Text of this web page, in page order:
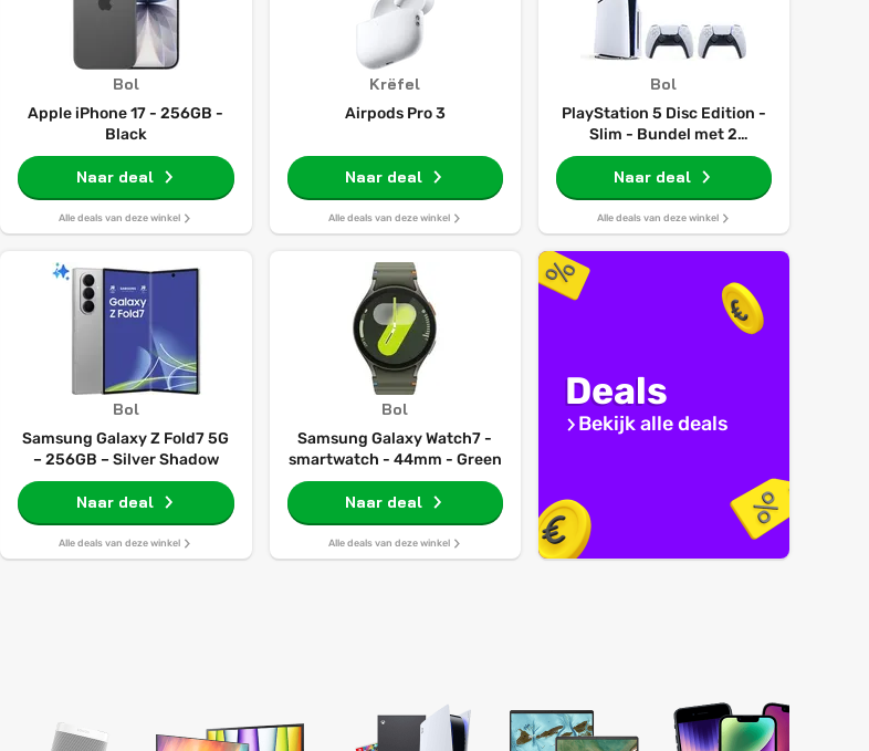
Bol
Apple iPhone 17 - 256GB -
Black
Naar deal
Alle deals van deze winkel
Krëfel
Airpods Pro 3
Naar deal
Alle deals van deze winkel
Bol
PlayStation 5 Disc Edition -
Slim - Bundel met 2
Dualsense Draadloze
Controllers
Naar deal
Alle deals van deze winkel
Bol
Samsung Galaxy Z Fold7 5G
– 256GB – Silver Shadow
Naar deal
Alle deals van deze winkel
Bol
Samsung Galaxy Watch7 -
smartwatch - 44mm - Green
Naar deal
Alle deals van deze winkel
Deals
Bekijk alle deals